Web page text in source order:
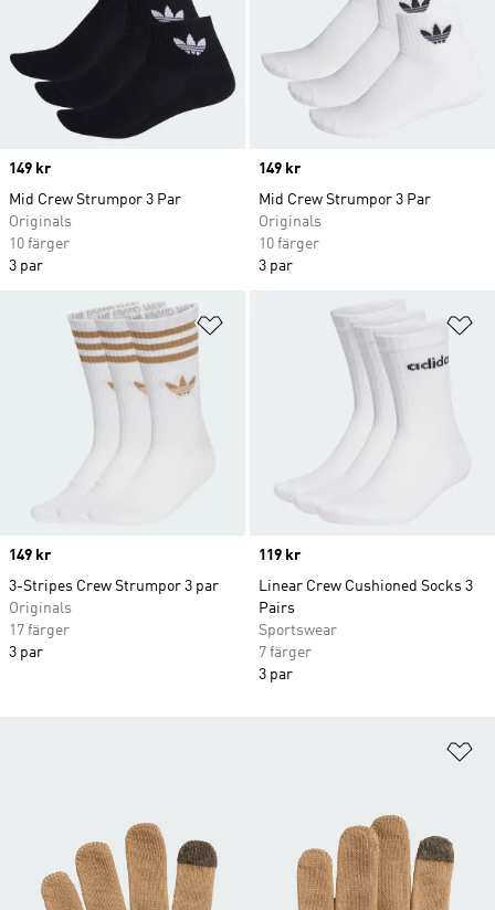
Price
149 kr
Mid Crew Strumpor 3 Par
Originals
10 färger
3 par
Price
149 kr
Mid Crew Strumpor 3 Par
Originals
10 färger
3 par
Lägg till på önskelistan
Price
149 kr
3-Stripes Crew Strumpor 3 par
Originals
17 färger
3 par
Price
119 kr
Linear Crew Cushioned Socks 3
Pairs
Sportswear
7 färger
3 par